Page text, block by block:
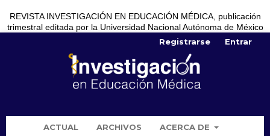
REVISTA INVESTIGACIÓN EN EDUCACIÓN MÉDICA, publicación
trimestral editada por la Universidad Nacional Autónoma de México
ACTUAL ARCHIVOS ACERCA DE
Registrarse Entrar